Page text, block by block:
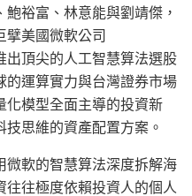
裕富、林意能與劉靖傑，
擘美國微軟公司
出頂尖的人工智慧算法選股
的運算實力與台灣證券市場
化模型全面主導的投資新
思維的資產配置方案。
微軟的智慧算法深度拆解海
往往極度依賴投資人的個人